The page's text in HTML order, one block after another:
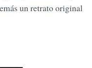
un retrato original